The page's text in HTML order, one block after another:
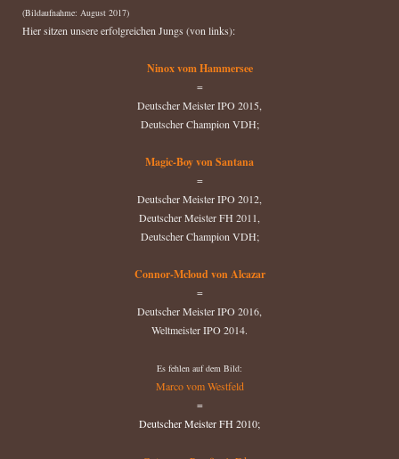
(Bildaufnahme: August 2017)
Hier sitzen unsere erfolgreichen Jungs (von links):
Ninox vom Hammersee
=
Deutscher Meister IPO 2015,
Deutscher Champion VDH;
Magic-Boy von Santana
=
Deutscher Meister IPO 2012,
Deutscher Meister FH 2011,
Deutscher Champion VDH;
Connor-Mcloud von Alcazar
=
Deutscher Meister IPO 2016,
Weltmeister IPO 2014.
Es fehlen auf dem Bild:
Marco vom Westfeld
=
Deutscher Meister FH 2010;